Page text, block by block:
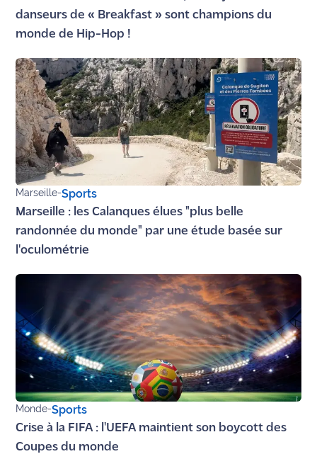
danseurs de « Breakfast » sont champions du
monde de Hip-Hop !
Marseille-Sports
Marseille : les Calanques élues "plus belle
randonnée du monde" par une étude basée sur
l'oculométrie
Monde-Sports
Crise à la FIFA : l'UEFA maintient son boycott des
Coupes du monde